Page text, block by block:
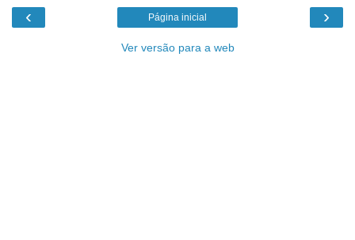
‹ ›
Página inicial
Ver versão para a web